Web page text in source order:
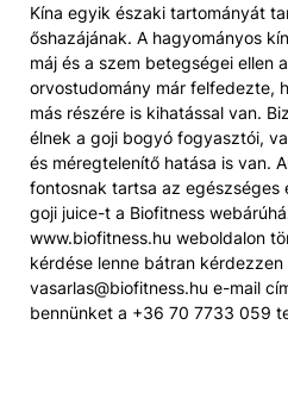
Kína egyik északi tartományát
őshazájának. A hagyományos
máj és a szem betegségei ellen
orvostudomány már felfedezte,
más részére is kihatással van.
élnek a goji bogyó fogyasztói,
és méregtelenítő hatása is van.
fontosnak tartsa az egészséges
goji juice-t a Biofitness
www.biofitness.hu weboldalon
kérdése lenne bátran kérdezzen
vasarlas@biofitness.hu e-mail
bennünket a +36 70 7733 059